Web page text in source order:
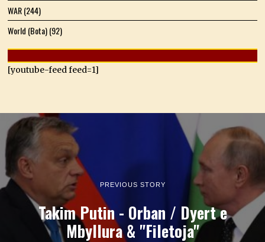
WAR(244)
World (Bota)(92)
[youtube-feed feed=1]
PREVIOUS STORY
Takim Putin - Orban / Dyert e
Mbyllura & "Filetoja"